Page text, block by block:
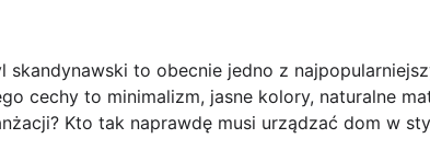
to obecnie jedno z
cechy to minimalizm, jasne kolory, naturalne
Kto tak naprawdę musi urządzać dom w